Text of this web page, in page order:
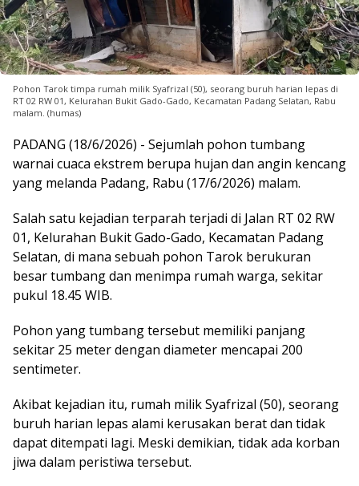
Pohon Tarok timpa rumah milik Syafrizal (50), seorang buruh harian lepas di
RT 02 RW 01, Kelurahan Bukit Gado-Gado, Kecamatan Padang Selatan, Rabu
malam. (humas)
PADANG (18/6/2026) - Sejumlah pohon tumbang
warnai cuaca ekstrem berupa hujan dan angin kencang
yang melanda Padang, Rabu (17/6/2026) malam.
Salah satu kejadian terparah terjadi di Jalan RT 02 RW
01, Kelurahan Bukit Gado-Gado, Kecamatan Padang
Selatan, di mana sebuah pohon Tarok berukuran
besar tumbang dan menimpa rumah warga, sekitar
pukul 18.45 WIB.
Pohon yang tumbang tersebut memiliki panjang
sekitar 25 meter dengan diameter mencapai 200
sentimeter.
Akibat kejadian itu, rumah milik Syafrizal (50), seorang
buruh harian lepas alami kerusakan berat dan tidak
dapat ditempati lagi. Meski demikian, tidak ada korban
jiwa dalam peristiwa tersebut.